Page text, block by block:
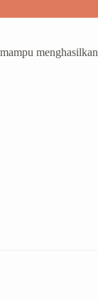
menghasilkan